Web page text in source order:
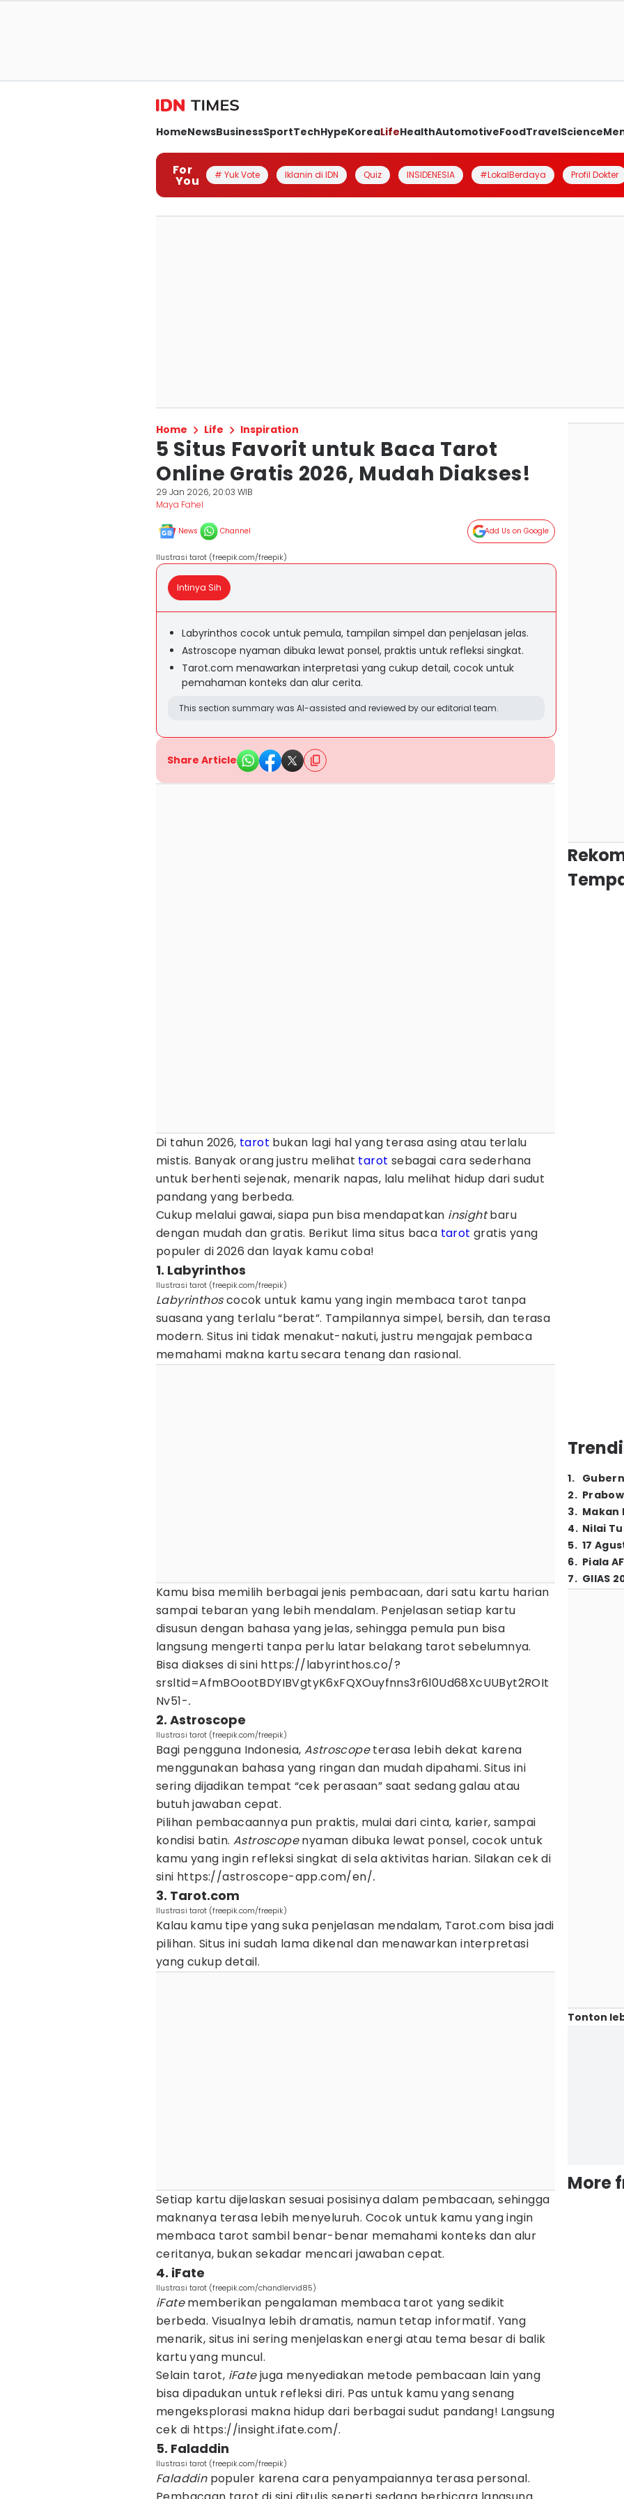
HomeNewsBusinessSportTechHypeKoreaLifeHealthAutomotiveFoodTravelScience
For
You # Yuk Vote Iklanin di IDN Quiz INSIDENESIA #LokalBerdaya Profil Dokter
Home Life Inspiration
5 Situs Favorit untuk Baca Tarot
Online Gratis 2026, Mudah Diakses!
29 Jan 2026, 20:03 WIB
Maya Fahel
News Channel Add Us on Google
Ilustrasi tarot (freepik.com/freepik)
Intinya Sih
Labyrinthos cocok untuk pemula, tampilan simpel dan penjelasan jelas.
Astroscope nyaman dibuka lewat ponsel, praktis untuk refleksi singkat.
Tarot.com menawarkan interpretasi yang cukup detail, cocok untuk
pemahaman konteks dan alur cerita.
This section summary was AI-assisted and reviewed by our editorial team.
Share Article
Di tahun 2026, tarot bukan lagi hal yang terasa asing atau terlalu
mistis. Banyak orang justru melihat tarot sebagai cara sederhana
untuk berhenti sejenak, menarik napas, lalu melihat hidup dari sudut
pandang yang berbeda.
Cukup melalui gawai, siapa pun bisa mendapatkan insightbaru
dengan mudah dan gratis. Berikut lima situs baca tarotgratis yang
populer di 2026 dan layak kamu coba!
1. Labyrinthos
Ilustrasi tarot (freepik.com/freepik)
Labyrinthoscocok untuk kamu yang ingin membaca tarot tanpa
suasana yang terlalu “berat”. Tampilannya simpel, bersih, dan terasa
modern. Situs ini tidak menakut-nakuti, justru mengajak pembaca
memahami makna kartu secara tenang dan rasional.
Kamu bisa memilih berbagai jenis pembacaan, dari satu kartu harian
sampai tebaran yang lebih mendalam. Penjelasan setiap kartu
disusun dengan bahasa yang jelas, sehingga pemula pun bisa
langsung mengerti tanpa perlu latar belakang tarot sebelumnya.
Bisa diakses di sini https://labyrinthos.co/?
srsltid=AfmBOootBDYIBVgtyK6xFQXOuyfnns3r6l0Ud68XcUUByt2ROIt
Nv51-.
2. Astroscope
Ilustrasi tarot (freepik.com/freepik)
Bagi pengguna Indonesia, Astroscopeterasa lebih dekat karena
menggunakan bahasa yang ringan dan mudah dipahami. Situs ini
sering dijadikan tempat “cek perasaan” saat sedang galau atau
butuh jawaban cepat.
Pilihan pembacaannya pun praktis, mulai dari cinta, karier, sampai
kondisi batin.Astroscopenyaman dibuka lewat ponsel, cocok untuk
kamu yang ingin refleksi singkat di sela aktivitas harian. Silakan cek di
sini https://astroscope-app.com/en/.
3. Tarot.com
Ilustrasi tarot (freepik.com/freepik)
Kalau kamu tipe yang suka penjelasan mendalam, Tarot.com bisa jadi
pilihan. Situs ini sudah lama dikenal dan menawarkan interpretasi
yang cukup detail.
Setiap kartu dijelaskan sesuai posisinya dalam pembacaan, sehingga
maknanya terasa lebih menyeluruh. Cocok untuk kamu yang ingin
membaca tarot sambil benar-benar memahami konteks dan alur
ceritanya, bukan sekadar mencari jawaban cepat.
4. iFate
Ilustrasi tarot (freepik.com/chandlervid85)
iFatememberikan pengalaman membaca tarot yang sedikit
berbeda. Visualnya lebih dramatis, namun tetap informatif. Yang
menarik, situs ini sering menjelaskan energi atau tema besar di balik
kartu yang muncul.
Selain tarot, iFatejuga menyediakan metode pembacaan lain yang
bisa dipadukan untuk refleksi diri. Pas untuk kamu yang senang
mengeksplorasi makna hidup dari berbagai sudut pandang! Langsung
cek di https://insight.ifate.com/.
5. Faladdin
Ilustrasi tarot (freepik.com/freepik)
Faladdin populer karena cara penyampaiannya terasa personal.
1.
2.
3. Makan
4. Nilai
5. 17
6. Piala
7. GIIAS
Tonton
More